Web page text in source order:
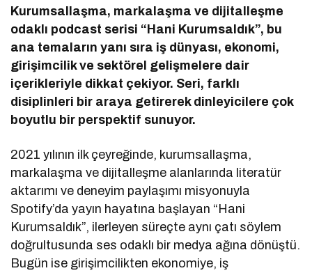
Kurumsallaşma, markalaşma ve dijitalleşme
odaklı podcast serisi “Hani Kurumsaldık”, bu
ana temaların yanı sıra iş dünyası, ekonomi,
girişimcilik ve sektörel gelişmelere dair
içerikleriyle dikkat çekiyor. Seri, farklı
disiplinleri bir araya getirerek dinleyicilere çok
boyutlu bir perspektif sunuyor.
2021 yılının ilk çeyreğinde, kurumsallaşma,
markalaşma ve dijitalleşme alanlarında literatür
aktarımı ve deneyim paylaşımı misyonuyla
Spotify’da yayın hayatına başlayan “Hani
Kurumsaldık”, ilerleyen süreçte aynı çatı söylem
doğrultusunda ses odaklı bir medya ağına dönüştü.
Bugün ise girişimcilikten ekonomiye, iş